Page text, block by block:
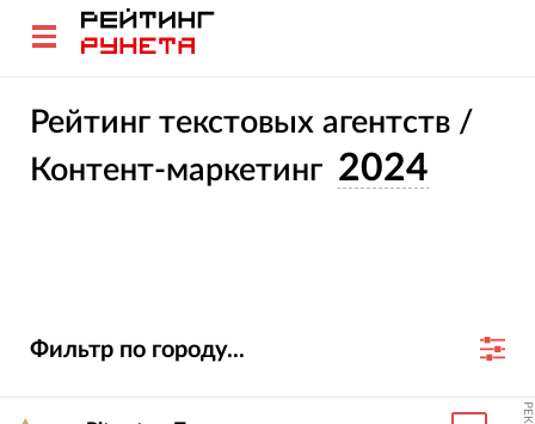
Рейтинг текстовых агентств /
Контент-маркетинг 2024
Фильтр по городу...